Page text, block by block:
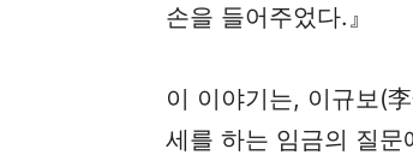
손을 들어주었다.』
이 이야기는, 이규보(
세를 하는 임금의 질